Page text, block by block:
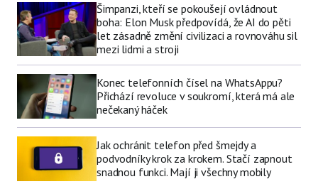
Šimpanzi, kteří se pokoušejí ovládnout
boha: Elon Musk předpovídá, že AI do pěti
let zásadně změní civilizaci a rovnováhu sil
mezi lidmi a stroji
Konec telefonních čísel na WhatsAppu?
Přichází revoluce v soukromí, která má ale
nečekaný háček
Jak ochránit telefon před šmejdy a
podvodníky krok za krokem. Stačí zapnout
snadnou funkci. Mají ji všechny mobily